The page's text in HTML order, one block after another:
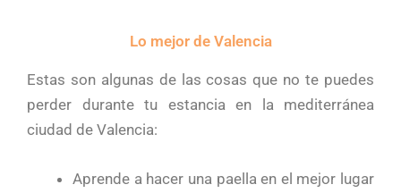
Lo mejor de Valencia
Estas son algunas de las cosas que no te puedes
perder durante tu estancia en la mediterránea
ciudad de Valencia:
Aprende a hacer una paella en el mejor lugar